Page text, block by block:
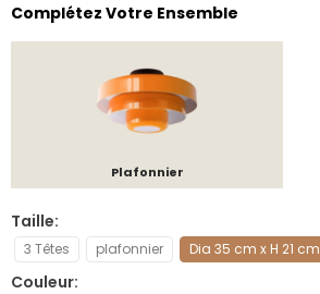
Complétez Votre Ensemble
Plafonnier
Taille
3 Têtes plafonnier Dia 35 cm x H 21 cm
Couleur